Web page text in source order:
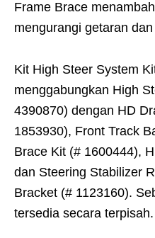
Frame Brace
mengurangi getaran dan
Kit High Steer System
menggabungkan High
4390870) dengan HD
1853930), Front Track
Brace Kit (# 1600444),
dan Steering Stabilizer
Bracket (# 1123160).
tersedia secara terpisah.